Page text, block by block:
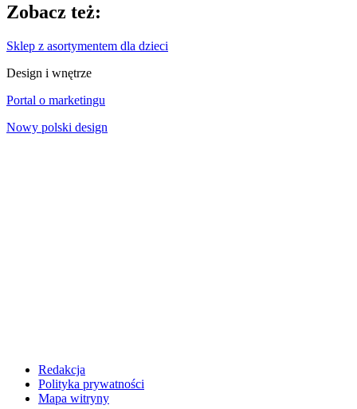
Zobacz też:
Sklep z asortymentem dla dzieci
Design i wnętrze
Portal o marketingu
Nowy polski design
Redakcja
Polityka prywatności
Mapa witryny